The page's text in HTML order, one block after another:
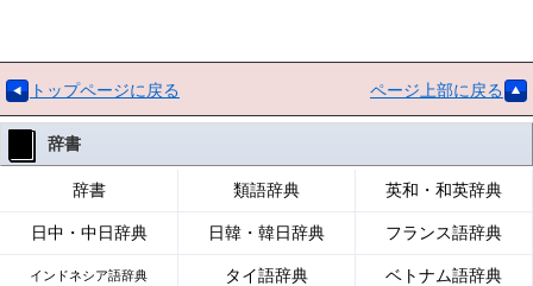
トップページに戻る ページ上部に戻る
辞書
辞書 類語辞典 英和・和英辞典
日中・中日辞典 日韓・韓日辞典 フランス語辞典
インドネシア語辞典 タイ語辞典 ベトナム語辞典